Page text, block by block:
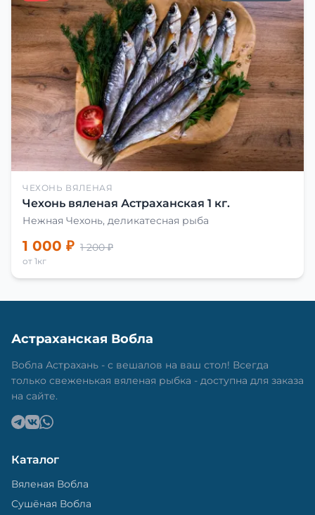
ЧЕХОНЬ ВЯЛЕНАЯ
Чехонь вяленая Астраханская 1 кг.
Нежная Чехонь, деликатесная рыба
1 000 ₽ 1 200 ₽
от 1кг
Астраханская Вобла
Вобла Астрахань - с вешалов на ваш стол! Всегда
только свеженькая вяленая рыбка - доступна для заказа
на сайте.
Каталог
Вяленая Вобла
Сушёная Вобла